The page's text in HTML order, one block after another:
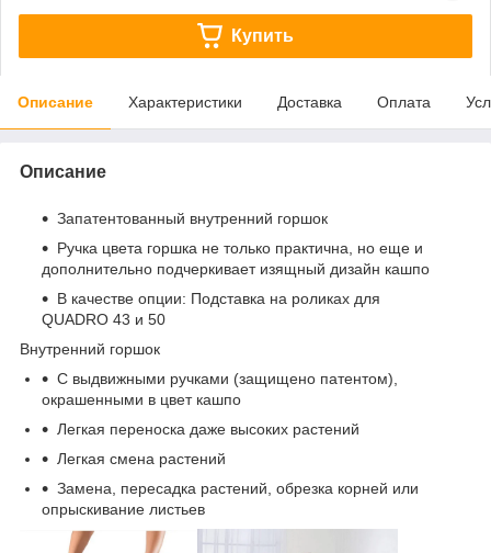
Купить
Описание Характеристики Доставка Оплата
Описание
Запатентованный внутренний горшок
Ручка цвета горшка не только практична, но еще и
дополнительно подчеркивает изящный дизайн кашпо
В качестве опции: Подставка на роликах для
QUADRO 43 и 50
Bнутренний горшок
С выдвижными ручками (защищено патентом),
окрашенными в цвет кашпо
Легкая переноска даже высоких растений
Легкая смена растений
Замена, пересадка растений, обрезка корней или
опрыскивание листьев